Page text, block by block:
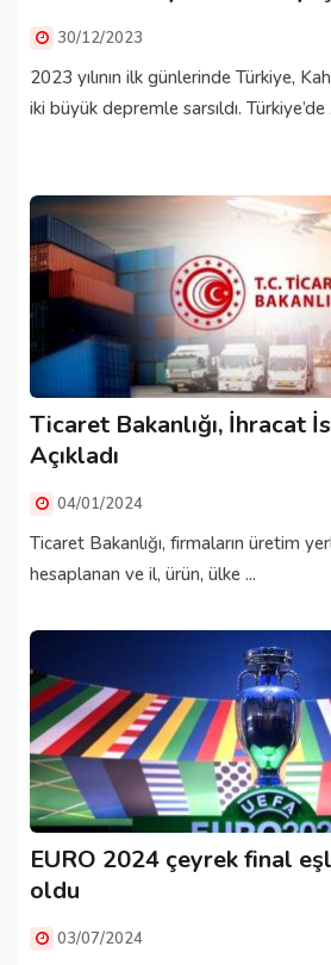
30/12/2023
2023 yılının ilk günlerinde Türkiye,
iki büyük depremle sarsıldı. Türkiye’de
Ticaret Bakanlığı, İhracat
Açıkladı
04/01/2024
Ticaret Bakanlığı, firmaların üretim
hesaplanan ve il, ürün, ülke ...
EURO 2024 çeyrek final
oldu
03/07/2024